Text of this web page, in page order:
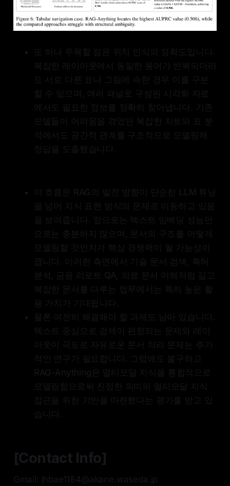
또 하나 주목할 점은 위치 인식의 정확도입니다.
복잡한 레이아웃에서 동일한 용어가 반복되더라
도 서로 다른 표나 그림에 속한 경우 이를 구분
할 수 있으며, 여러 패널로 구성된 시각화 자료
에서도 필요한 정보를 정확히 찾아냅니다. 기존
모델들이 어려움을 겪었던 복잡한 차트와 표 분
석에서도 공간적 관계를 구조적으로 모델링해
정답을 도출했습니다.
이 흐름은 RAG의 발전 방향이 단순한 LLM 튜닝
을 넘어 지식 표현 방식의 문제로 이동하고 있음
을 보여줍니다. 앞으로는 텍스트 임베딩 성능만
으로는 충분하지 않으며, 문서의 구조를 어떻게
모델링할 것인지가 핵심 경쟁력이 될 가능성이
큽니다. 이러한 측면에서 기술 문서 검색, 특허
분석, 금융 리포트 QA, 의료 문서 이해처럼 길고
복잡한 문서를 다루는 업무에서는 특히 높은 활
용 가치가 기대됩니다.
물론 여전히 해결해야 할 과제도 남아 있습니다.
텍스트 중심으로 검색이 편향되는 문제와 레이
아웃이 극도로 자유로운 문서 처리 문제는 추가
적인 연구가 필요합니다. 그럼에도 불구하고
RAG-Anything은 멀티모달 지식을 통합적으로
모델링함으로써 진정한 의미의 멀티모달 지식
접근을 위한 기반을 마련했다는 평가를 받고 있
습니다.
[Contact Info]
Gmail: jhbae1184@akane.waseda.jp